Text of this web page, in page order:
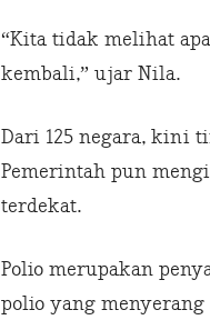
“Kita tidak melihat
kembali,” ujar Nila.
Dari 125 negara, kini
Pemerintah pun
terdekat.
Polio merupakan
polio yang